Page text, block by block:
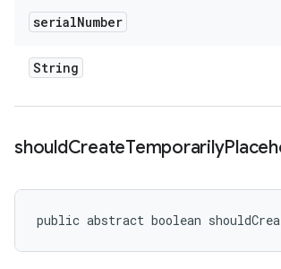
serialNumber
String
shouldCreateTemporarily
public abstract boolean